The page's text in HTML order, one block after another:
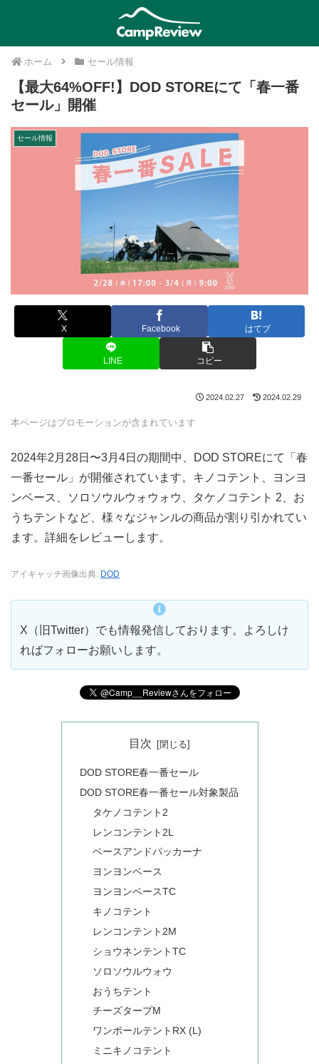
ホーム セール情報
【最大64%OFF!】DOD STOREにて「春一番
セール」開催
セール情報
X Facebook はてブ
LINE コピー
2024.02.27 2024.02.29
本ページはプロモーションが含まれています
2024年2月28日〜3月4日の期間中、DOD STOREにて「春
一番セール」が開催されています。キノコテント、ヨンヨ
ンベース、ソロソウルウォウォウ、タケノコテント 2、お
うちテントなど、様々なジャンルの商品が割り引かれてい
ます。詳細をレビューします。
アイキャッチ画像出典: DOD
X（旧Twitter）でも情報発信しております。よろしけ
ればフォローお願いします。
目次
DOD STORE春一番セール
DOD STORE春一番セール対象製品
タケノコテント2
レンコンテント2L
ベースアンドパッカーナ
ヨンヨンベース
ヨンヨンベースTC
キノコテント
レンコンテント2M
ショウネンテントTC
ソロソウルウォウ
おうちテント
チーズタープM
ワンポールテントRX (L)
ミニキノコテント